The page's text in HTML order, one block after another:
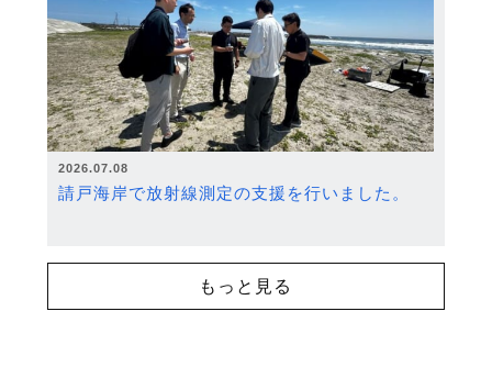
2026.07.08
請戸海岸で放射線測定の支援を行いました。
もっと見る